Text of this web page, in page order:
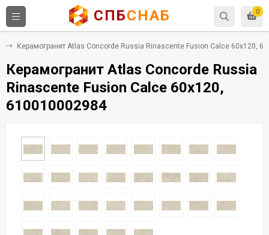
0
СПБСНАБ
Керамогранит Atlas Concorde Russia Rinascente Fusion Calce 60x120,
Керамогранит Atlas Concorde Russia
Rinascente Fusion Calce 60x120,
610010002984